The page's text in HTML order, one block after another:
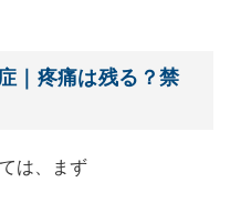
｜疼痛は残る？禁
は、まず